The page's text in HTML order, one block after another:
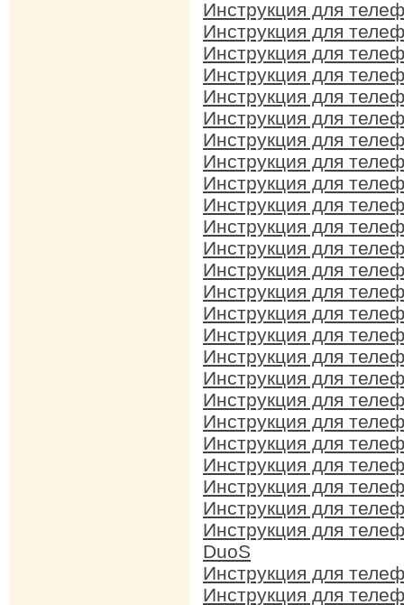
Инструкция для
Инструкция для
Инструкция для
Инструкция для
Инструкция для
Инструкция для
Инструкция для
Инструкция для
Инструкция для
Инструкция для
Инструкция для
Инструкция для
Инструкция для
Инструкция для
Инструкция для
Инструкция для
Инструкция для
Инструкция для
Инструкция для
Инструкция для
Инструкция для
Инструкция для
Инструкция для
Инструкция для
Инструкция для
DuoS
Инструкция для
Инструкция для